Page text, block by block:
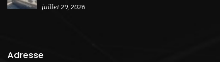
juillet 29, 2026
Adresse